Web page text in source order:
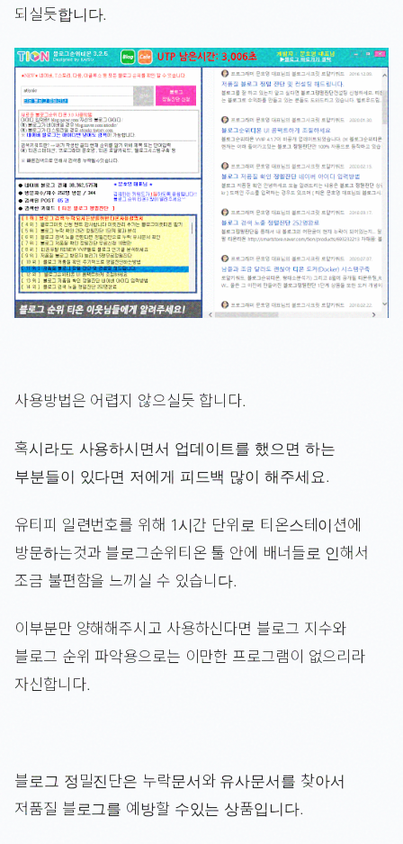
되실듯합니다.
사용방법은 어렵지 않으실듯 합니다.
혹시라도 사용하시면서 업데이트를 했으면 하는
부분들이 있다면 저에게 피드백 많이 해주세요.
유티피 일련번호를 위해 1시간 단위로 티온스테이션에
방문하는것과 블로그순위티온 툴 안에 배너들로 인해서
조금 불편함을 느끼실 수 있습니다.
이부분만 양해해주시고 사용하신다면 블로그 지수와
블로그 순위 파악용으로는 이만한 프로그램이 없으리라
자신합니다.
블로그 정밀진단은 누락문서와 유사문서를 찾아서
저품질 블로그를 예방할 수있는 상품입니다.